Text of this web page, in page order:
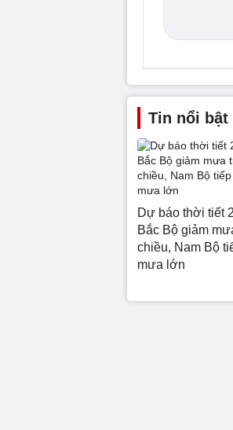
Tin nổi bật
Dự báo thời tiết
Bắc Bộ giảm
chiều, Nam Bộ
mưa lớn